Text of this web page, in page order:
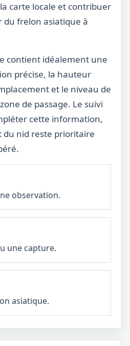
carte locale et contribuer
du frelon asiatique à
contient idéalement une
précise, la hauteur
et le niveau de
de passage. Le suivi
cette information,
du nid reste prioritaire
observation.
une capture.
asiatique.